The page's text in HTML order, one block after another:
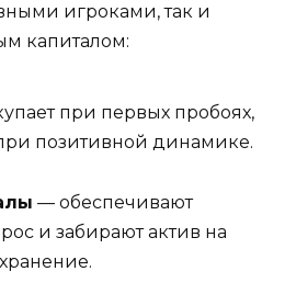
игроками, так и
капиталом:
при первых пробоях,
позитивной динамике.
— обеспечивают
и забирают актив на